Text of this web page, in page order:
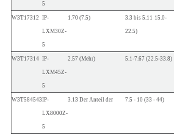
5
W3T17312 IP-
LXM30Z-
5
1.70 (7.5) 3.3 bis 5.11 15.0-
22.5)
W3T17314 IP-
LXM45Z-
5
2.57 (Mehr) 5.1-7.67 (22.5-33.8)
W3T584543IP-
LX8000Z-
5
3.13 Der Anteil der 7.5 - 10 (33 - 44)